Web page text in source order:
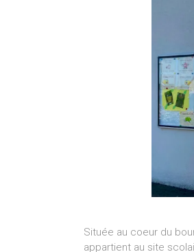
Située au coeur du
appartient au site